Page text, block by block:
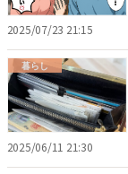
2025/07/23 21:15
暮らし
2025/06/11 21:30